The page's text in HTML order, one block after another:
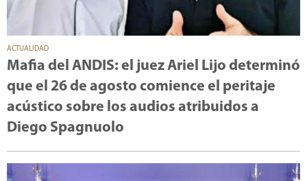
ACTUALIDAD
Mafia del ANDIS: el juez Ariel Lijo determinó
que el 26 de agosto comience el peritaje
acústico sobre los audios atribuidos a
Diego Spagnuolo